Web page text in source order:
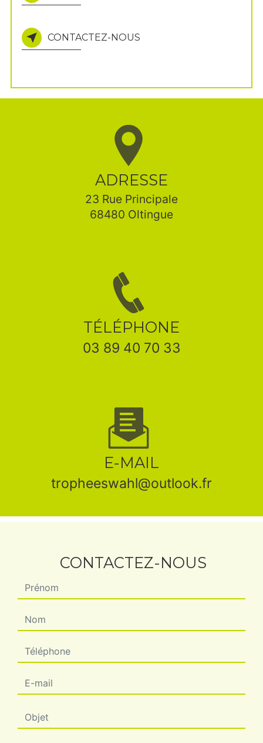
CONTACTEZ-NOUS
ADRESSE
23 Rue Principale
68480 Oltingue
TÉLÉPHONE
03 89 40 70 33
E-MAIL
tropheeswahl@outlook.fr
CONTACTEZ-NOUS